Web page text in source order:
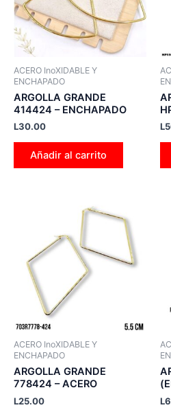
ACERO InoXIDABLE Y
ENCHAPADO
ARGOLLA GRANDE
414424 – ENCHAPADO
L30.00
Añadir al carrito
L
ACERO InoXIDABLE Y
ENCHAPADO
ARGOLLA GRANDE
778424 – ACERO
L25.00 L